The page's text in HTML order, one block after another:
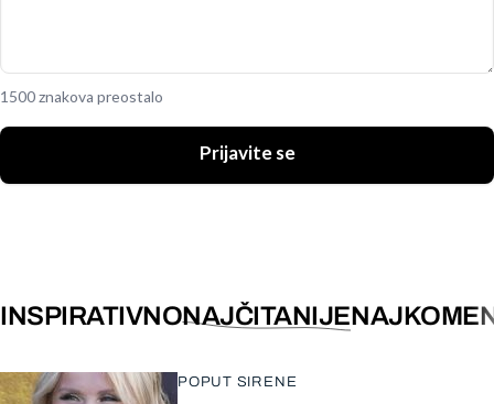
1500 znakova preostalo
Prijavite se
INSPIRATIVNONAJČITANIJE
POPUT SIRENE